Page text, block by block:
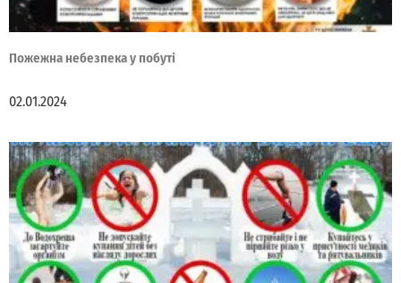
Пожежна небезпека у побуті
02.01.2024